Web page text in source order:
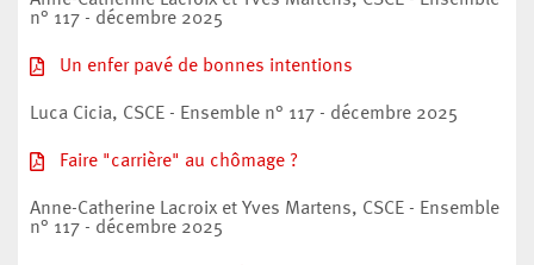
n° 117 - décembre 2025
Un enfer pavé de bonnes intentions
Luca Cicia, CSCE - Ensemble n° 117 - décembre 2025
Faire "carrière" au chômage ?
Anne-Catherine Lacroix et Yves Martens, CSCE - Ensemble
n° 117 - décembre 2025